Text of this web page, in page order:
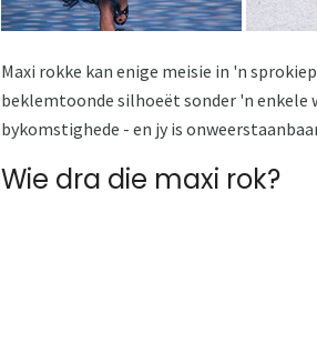
Maxi rokke kan enige meisie in 'n
beklemtoonde silhoeët sonder 'n
bykomstighede - en jy is
Wie dra die maxi rok?